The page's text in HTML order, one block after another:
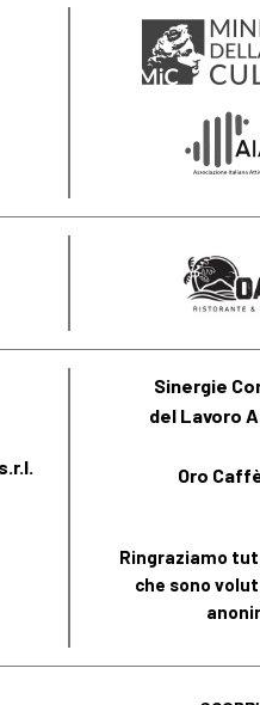
Sinergie
del Lavoro
Oro
Ringraziamo
che sono